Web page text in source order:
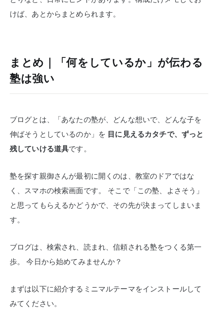
けば、あとからまとめられます。
まとめ｜「何をしているか」が伝わる
塾は強い
ブログとは、「あなたの塾が、どんな想いで、どんな子を
伸ばそうとしているのか」を 目に見えるカタチで、ずっと
残していける道具です。
塾を探す親御さんが最初に開くのは、教室のドアではな
く、スマホの検索画面です。
そこで「この塾、よさそう」
と思ってもらえるかどうかで、その先が決まってしまいま
す。
ブログは、検索され、読まれ、信頼される塾をつくる第一
歩。
今日から始めてみませんか？
まずは以下に紹介するミニマルテーマをインストールして
みてください。